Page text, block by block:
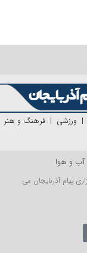
| ورزشی | فرهنگ و هنر
آب و هوا
پیام آذربایجان می